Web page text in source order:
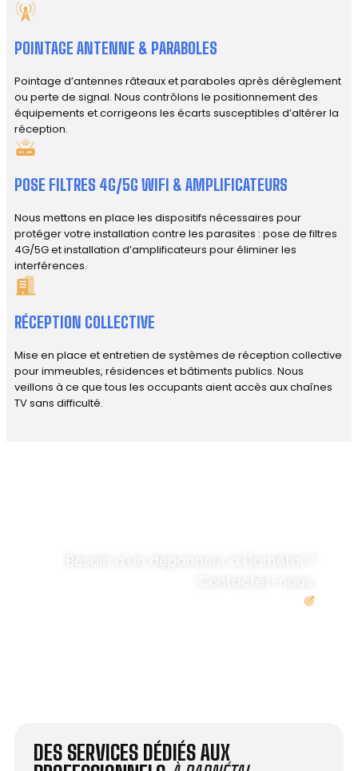
POINTAGE ANTENNE & PARABOLES
Pointage d’antennes râteaux et paraboles après dérèglement
ou perte de signal. Nous contrôlons le positionnement des
équipements et corrigeons les écarts susceptibles d’altérer la
réception.
POSE FILTRES 4G/5G WIFI & AMPLIFICATEURS
Nous mettons en place les dispositifs nécessaires pour
protéger votre installation contre les parasites : pose de filtres
4G/5G et installation d’amplificateurs pour éliminer les
interférences.
RÉCEPTION COLLECTIVE
Mise en place et entretien de systèmes de réception collective
pour immeubles, résidences et bâtiments publics. Nous
veillons à ce que tous les occupants aient accès aux chaînes
TV sans difficulté.
Besoin d’un dépanneur à Darnétal ?
DES SERVICES DÉDIÉS AUX